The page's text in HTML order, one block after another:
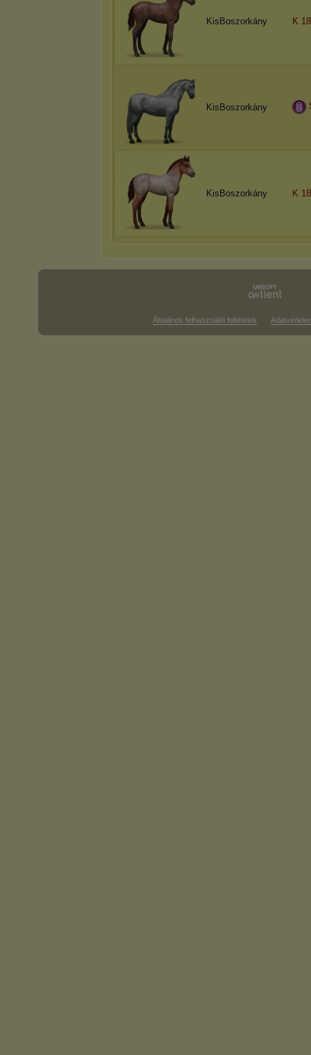
KisBoszorkány K
KisBoszorkány
KisBoszorkány K
Általános felhasználói feltételek